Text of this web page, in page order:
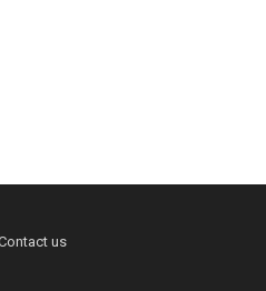
us